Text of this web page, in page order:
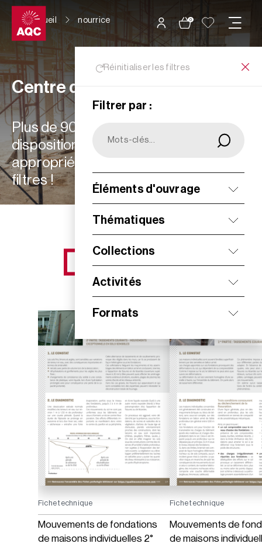
Panneau de gestion des cookies
0
Accueil nourrice
Réinitialiser les filtres
Filtrer par :
Éléments d'ouvrage
Thématiques
Collections
Activités
Formats
Centre de ressources
Plus de 900 ressources à votre
disposition : choisissez les plus
appropriées à vos besoins grâce aux
filtres !
NOS NOUVEAUTÉS
Fiche technique
Mouvements de fondations
de maisons individuelles 2°
Fiche technique
Mouvements de
de maisons